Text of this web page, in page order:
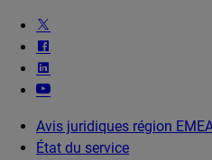
Avis juridiques région
État du service